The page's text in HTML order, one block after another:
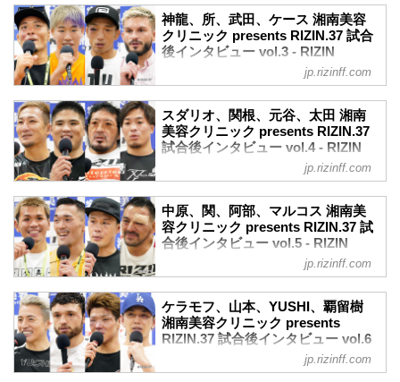
加 vs. ジェシカ・アギラー
RIZIN MMAトーナメントルー...
伊澤星花 試合後インタビュー / 湘南美容
クリニック presents RIZIN.37
youtu.be
——試合後の率直な感想をお聞かせいた
だけますか？
伊澤 そうですね。すごい安心しました！
——その後の泣きじゃくっている場面が
印象的でした。安心感から来たもので...
7月31日（日）さいたまスーパーアリーナ
にて開催された湘南美容クリニック
presents RIZIN.37の出場選手たちの試合
後インタビューを公開！
パク・シウ「（2回戦も）提示された相手
パク・シウ 試合後インタビュー / 湘南美
容クリニック presents RIZIN.37
youtu.be
——試合後の率直な感想をお聞かせいた
だけますか？
パク 試合に勝利できて気分は良いですが
カンナ選手と仲が良いのでちょっと胸が
痛いです。
——公開計量やリング上で日...
神龍、所、武田、ケース 湘南美容
クリニック presents RIZIN.37 試合
後インタビュー vol.3 - RIZIN
FIGHTING FEDERATION オフィシ
ャルサイト
7月31日（日）さいたまスーパーアリーナ
にて開催された湘南美容クリニック
presents RIZIN.37の出場選手たちの試合
後インタビューを公開！
神龍誠「圧倒的に勝たなくちゃいけない
た」
神龍誠 試合後インタビュー / 湘南美容ク
リニック presents RIZIN.37
——試合後の率直な感想をお聞かせいた
だけますか？
神龍 うーん。“やってしまったな” ってい
う。全然発言に見合った強さを見せられ
なかったなって。本当に反省して...
jp.rizinff.com
スダリオ、関根、元谷、太田 湘南
美容クリニック presents RIZIN.37
試合後インタビュー vol.4 - RIZIN
FIGHTING FEDERATION オフィシ
ャルサイト
7月31日（日）さいたまスーパーアリーナ
にて開催された湘南美容クリニック
presents RIZIN.37の出場選手たちの試合
後インタビューを公開！
スダリオ剛「海外勢と面白いカードを組
スダリオ剛 試合後インタビュー / 湘南美
容クリニック presents RIZIN.37
youtu.be
——試合後の率直な感想をお聞かせいた
だけますか？
jp.rizinff.com
中原、関、阿部、マルコス 湘南美
容クリニック presents RIZIN.37 試
合後インタビュー vol.5 - RIZIN
FIGHTING FEDERATION オフィシ
ャルサイト
7月31日（日）さいたまスーパーアリーナ
にて開催された湘南美容クリニック
presents RIZIN.37の出場選手たちの試合
後インタビューを公開！
中原由貴「1回決まっていた試合をやりた
jp.rizinff.com
ケラモフ、山本、YUSHI、覇留樹
湘南美容クリニック presents
RIZIN.37 試合後インタビュー vol.6
- RIZIN FIGHTING FEDERATION
オフィシャルサイト
jp.rizinff.com